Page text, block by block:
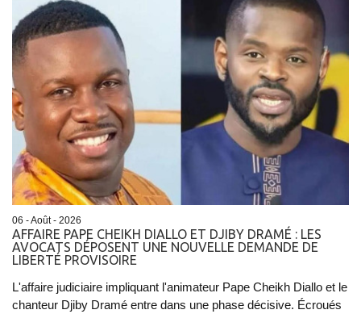
06 - Août - 2026
AFFAIRE PAPE CHEIKH DIALLO ET DJIBY DRAMÉ : LES
AVOCATS DÉPOSENT UNE NOUVELLE DEMANDE DE
LIBERTÉ PROVISOIRE
L'affaire judiciaire impliquant l'animateur Pape Cheikh Diallo et le
chanteur Djiby Dramé entre dans une phase décisive. Écroués